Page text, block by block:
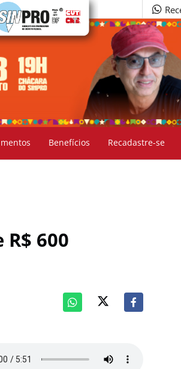
Benefícios Recadastre-se
600